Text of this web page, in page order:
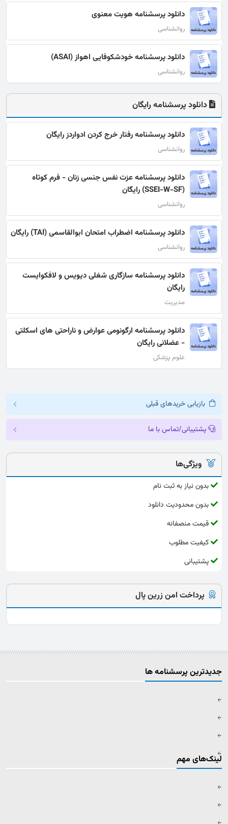
دانلود پرسشنامه هویت معنوی
روانشناسی
دانلود پرسشنامه خودشکوفایی اهواز (ASAI)
روانشناسی
دانلود پرسشنامه رایگان
دانلود پرسشنامه رفتار خرج کردن ادواردز رایگان
روانشناسی
دانلود پرسشنامه عزت نفس جنسی زنان - فرم کوتاه
(SSEI-W-SF) رایگان
روانشناسی
دانلود پرسشنامه اضطراب امتحان ابوالقاسمی (TAI) رایگان
روانشناسی
دانلود پرسشنامه سازگاری شغلی دﻳﻮﻳﺲ و ﻻﻓﻜﻮاﻳﺴﺖ
رایگان
مدیریت
دانلود پرسشنامه ارگونومی عوارض و ناراحتی های اسكلتی
- عضلانی رایگان
علوم پزشکی
بازیابی خریدهای قبلی
پشتیبانی/تماس با ما
ویژگی‌ها
بدون نیاز به ثبت نام
بدون محدودیت دانلود
قیمت منصفانه
کیفیت مطلوب
پشتیبانی
پرداخت امن زرین پال
جدیدترین پرسشنامه ها
لینک‌های مهم